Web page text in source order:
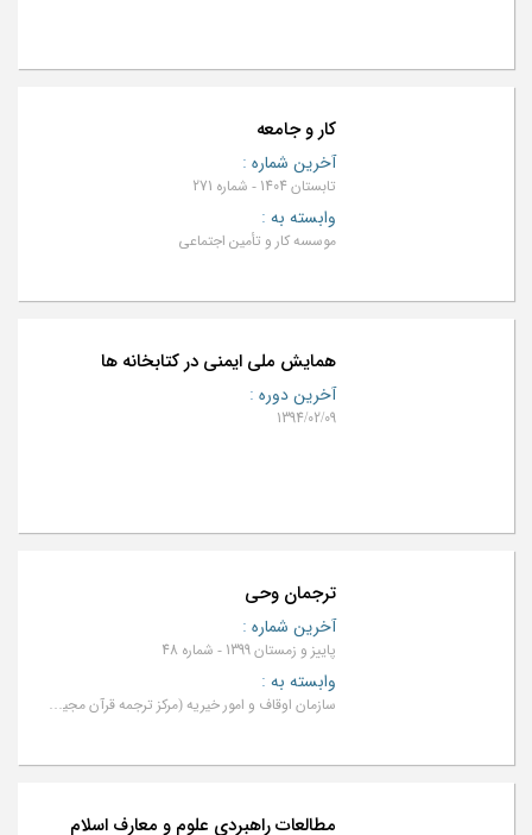
کار و جامعه
آخرین شماره :
تابستان 1404 - شماره 271
وابسته به :
موسسه كار و تأمين اجتماعي
همایش ملی ایمنی در کتابخانه ها
آخرین دوره :
1394/02/09
ترجمان وحى
آخرین شماره :
پاییز و زمستان 1399 - شماره 48
وابسته به :
سازمان اوقاف و امور خیریه (مرکز ترجمه قرآن مجید به زبانهای خارجی)
مطالعات راهبردی علوم و معارف اسلام